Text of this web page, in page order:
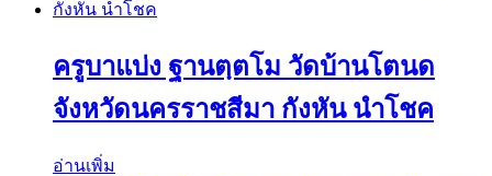
ครูบาแบ่ง ฐานตฺตโม วัดบ้านโตนด
จังหวัดนครราชสีมา กังหัน นำโชค
อ่านเพิ่ม